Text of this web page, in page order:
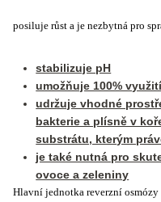
posiluje růst a je nezbytná pro
stabilizuje pH
umožňuje 100%
udržuje vhodné
bakterie a plísně v
substrátu, kterým
je také nutná pro
ovoce a zeleniny
Hlavní jednotka reverzní